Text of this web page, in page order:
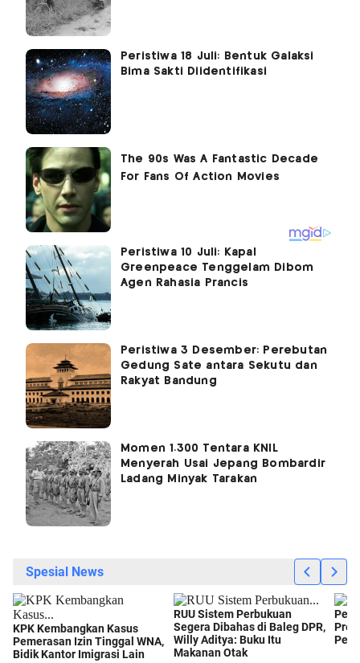
Peristiwa 18 Juli: Bentuk Galaksi
Bima Sakti Diidentifikasi
Peristiwa 10 Juli: Kapal
Greenpeace Tenggelam Dibom
Agen Rahasia Prancis
Peristiwa 3 Desember: Perebutan
Gedung Sate antara Sekutu dan
Rakyat Bandung
Momen 1.300 Tentara KNIL
Menyerah Usai Jepang Bombardir
Ladang Minyak Tarakan